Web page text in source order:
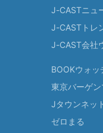
J-CASTニュ
J-CASTトレ
J-CAST会社
BOOKウォッ
東京バーゲン
Jタウンネッ
ゼロまる